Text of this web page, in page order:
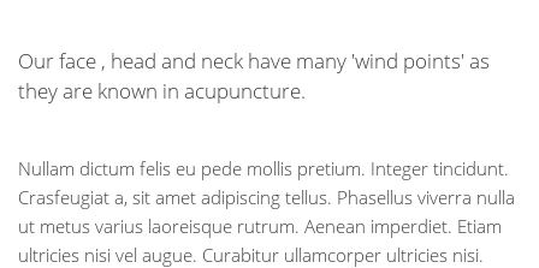
Our face , head and neck have many 'wind points' as
they are known in acupuncture.
Nullam dictum felis eu pede mollis pretium. Integer tincidunt.
Crasfeugiat a, sit amet adipiscing tellus. Phasellus viverra nulla
ut metus varius laoreisque rutrum. Aenean imperdiet. Etiam
ultricies nisi vel augue. Curabitur ullamcorper ultricies nisi.